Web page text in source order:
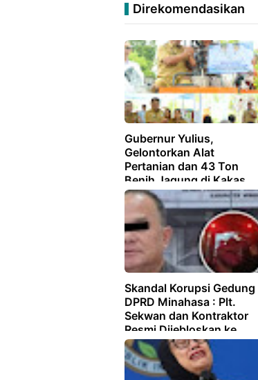
Direkomendasikan
Gubernur Yulius,
Gelontorkan Alat
Pertanian dan 43 Ton
Benih Jagung di Kakas
Skandal Korupsi Gedung
DPRD Minahasa : Plt.
Sekwan dan Kontraktor
Resmi Dijebloskan ke
Penjara Tondano